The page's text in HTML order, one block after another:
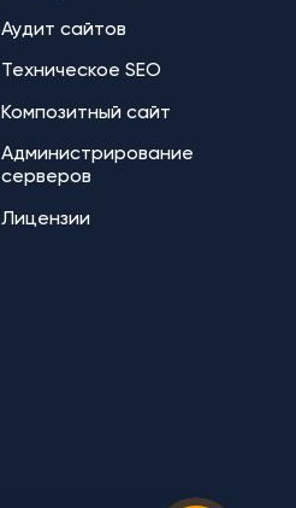
Аудит сайтов
Техническое SEO
Композитный сайт
Администрирование
серверов
Лицензии